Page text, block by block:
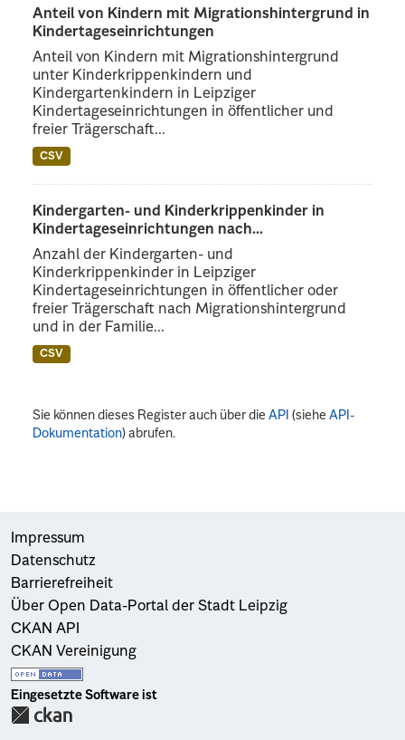
Anteil von Kindern mit Migrationshintergrund in
Kindertageseinrichtungen
Anteil von Kindern mit Migrationshintergrund
unter Kinderkrippenkindern und
Kindergartenkindern in Leipziger
Kindertageseinrichtungen in öffentlicher und
freier Trägerschaft...
CSV
Kindergarten- und Kinderkrippenkinder in
Kindertageseinrichtungen nach...
Anzahl der Kindergarten- und
Kinderkrippenkinder in Leipziger
Kindertageseinrichtungen in öffentlicher oder
freier Trägerschaft nach Migrationshintergrund
und in der Familie...
CSV
Sie können dieses Register auch über dieAPI (sieheAPI-
Dokumentation) abrufen.
Impressum
Datenschutz
Barrierefreiheit
Über Open Data-Portal der Stadt Leipzig
CKAN API
CKAN Vereinigung
Eingesetzte Software ist